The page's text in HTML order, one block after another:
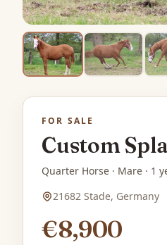
FOR SALE
Custom
Quarter Horse · Mare · 1
21682 Stade, Germany
€8,900